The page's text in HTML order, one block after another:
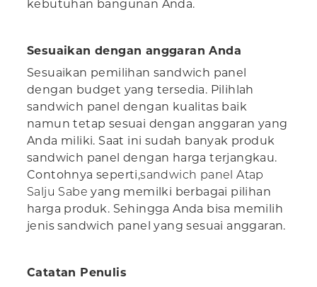
kebutuhan bangunan Anda.
Sesuaikan dengan anggaran Anda
Sesuaikan pemilihan sandwich panel
dengan budget yang tersedia. Pilihlah
sandwich panel dengan kualitas baik
namun tetap sesuai dengan anggaran yang
Anda miliki. Saat ini sudah banyak produk
sandwich panel dengan harga terjangkau.
Contohnya seperti,sandwich panel Atap
Salju Sabe yang memilki berbagai pilihan
harga produk. Sehingga Anda bisa memilih
jenis sandwich panel yang sesuai anggaran.
Catatan Penulis